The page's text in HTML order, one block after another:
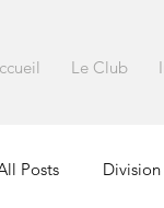
Le Club
Posts Division